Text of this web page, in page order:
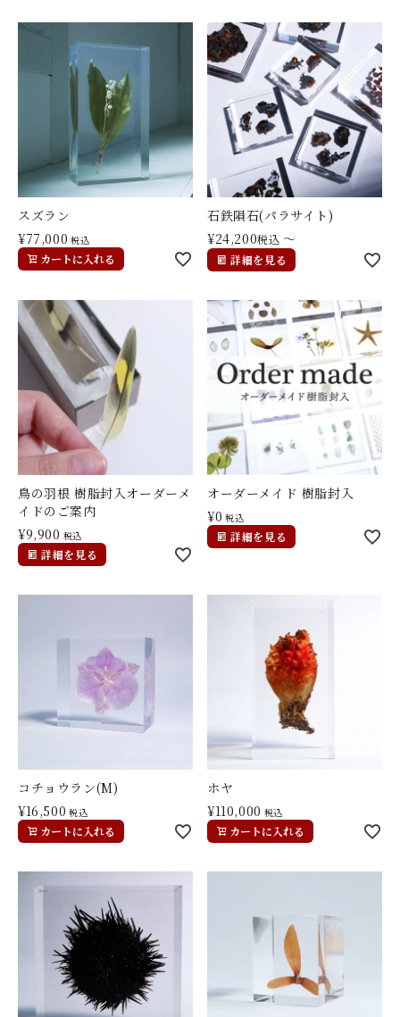
スズラン
¥77,000 税込
カートに入れる
石鉄隕石(パラサイト)
¥24,200税込 〜
詳細を見る
鳥の羽根 樹脂封入オーダーメ
イドのご案内
¥9,900 税込
詳細を見る
オーダーメイド 樹脂封入
¥0 税込
詳細を見る
コチョウラン(M)
¥16,500 税込
カートに入れる
ホヤ
¥110,000 税込
カートに入れる